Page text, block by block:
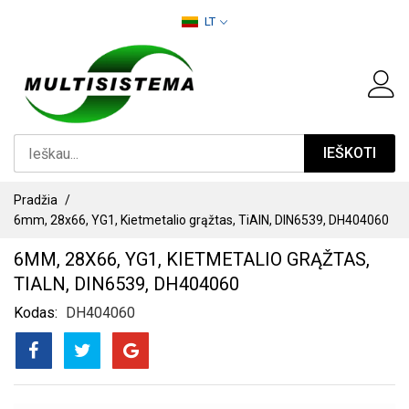
LT
IEŠKOTI
Pradžia
6mm, 28x66, YG1, Kietmetalio grąžtas, TiAlN, DIN6539, DH404060
6MM, 28X66, YG1, KIETMETALIO GRĄŽTAS,
TIALN, DIN6539, DH404060
Kodas DH404060